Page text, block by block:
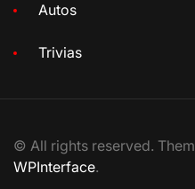
Autos
Trivias
© All rights reserved.
WPInterface.